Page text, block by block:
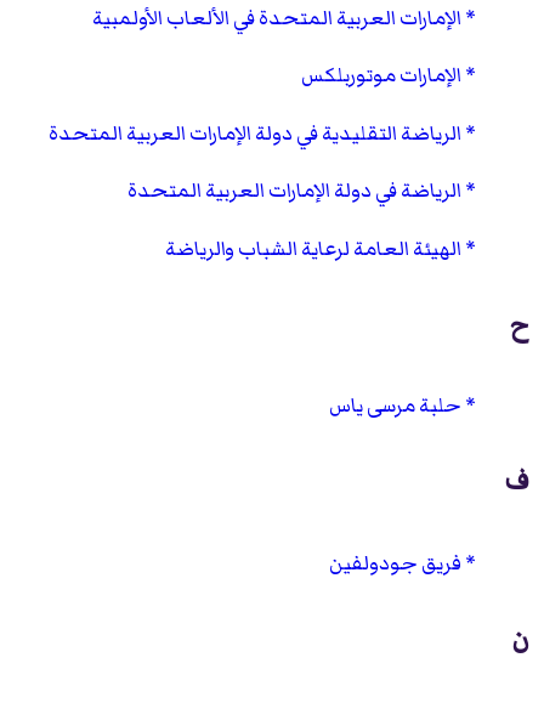
الإمارات العربية المتحدة في الألعاب الأولمبية
الإمارات موتوربلكس
الرياضة التقليدية في دولة الإمارات العربية المتحدة
الرياضة في دولة الإمارات العربية المتحدة
الهيئة العامة لرعاية الشباب والرياضة
ح
حلبة مرسى ياس
ف
فريق جودولفين
ن